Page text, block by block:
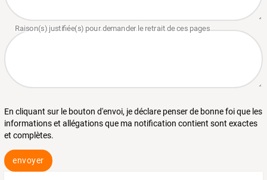
En cliquant sur le bouton d'envoi, je déclare penser de bonne foi que les
informations et allégations que ma notification contient sont exactes
et complètes.
envoyer